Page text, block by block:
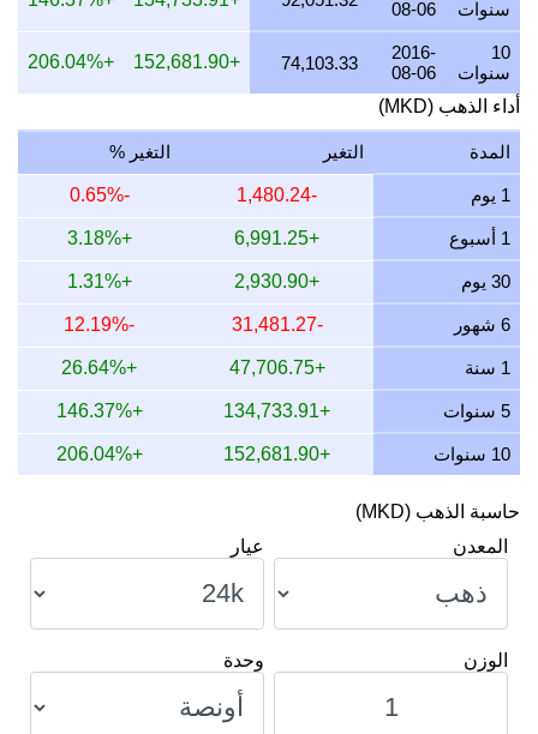
17 يوليو 2026
16 يوليو 2026 214,702.84
6,902.70
6,322.87
15 يوليو 2026
14 يوليو 2026 219,323.76
6,458.95
13 يوليو 2026 216,529.01
6,961.41
6,376.65
12 يوليو 2026 222,110.16
7,140.84
6,541.01
11 يوليو 2026 222,110.16
7,140.84
6,541.01
10 يوليو 2026 221,091.47
7,108.09
6,511.01
9 يوليو 2026 222,671.10
7,158.88
6,557.53
8 يوليو 2026 219,361.09
7,052.46
6,460.05
سنوات
08-06
10
سنوات
2016-
08-06
74,103.33
+152,681.90
+206.04%
أداء الذهب (MKD)
المدة التغير التغير %
1 يوم -1,480.24
-0.65%
1 أسبوع +6,991.25
+3.18%
30 يوم +2,930.90
+1.31%
6 شهور -31,481.27
-12.19%
1 سنة +47,706.75
+26.64%
5 سنوات +134,733.91
+146.37%
10 سنوات +152,681.90
+206.04%
حاسبة الذهب (MKD)
المعدن
عيار
الوزن وحدة